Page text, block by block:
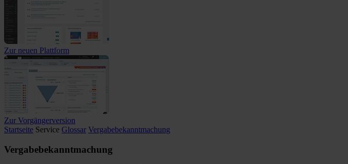
Zur neuen Plattform
Zur Vorgängerversion
Startseite Service Glossar Vergabebekanntmachung
Vergabebekanntmachung